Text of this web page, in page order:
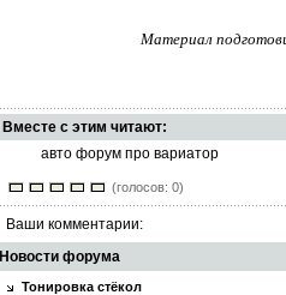
Материал
Вместе с этим читают:
авто форум про вариатор
(голосов: 0)
Ваши комментарии:
Новости форума
Тонировка стёкол